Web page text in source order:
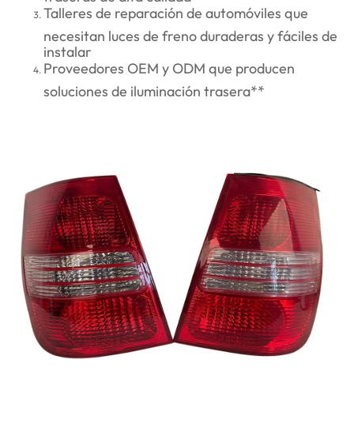
Talleres de reparación de automóviles que
necesitan luces de freno duraderas y fáciles de
instalar
Proveedores OEM y ODM que producen
soluciones de iluminación trasera**